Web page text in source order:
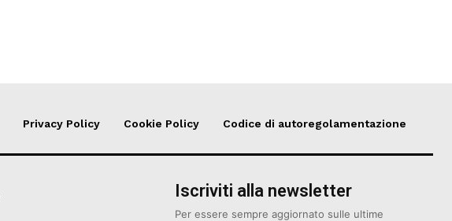
Privacy Policy Cookie Policy Codice di autoregolamentazione
Iscriviti alla newsletter
Per essere sempre aggiornato sulle ultime